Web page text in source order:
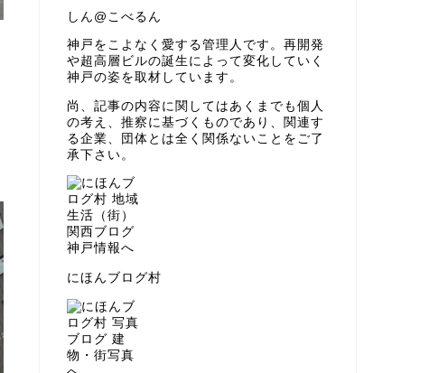
しん@こべるん
神戸をこよなく愛する管理人です。再開発
や超高層ビルの誕生によって変化していく
神戸の姿を取材しています。
尚、記事の内容に関してはあくまでも個人
の考え、推察に基づくものであり、関連す
る企業、団体とは全く関係ないことをご了
承下さい。
にほんブログ村